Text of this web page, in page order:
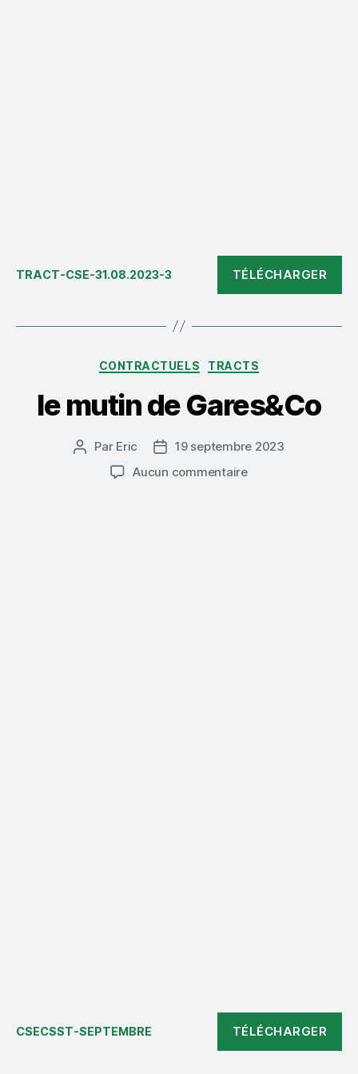
TRACT-CSE-31.08.2023-3 TÉLÉCHARGER
Catégories
CONTRACTUELS TRACTS
le mutin de Gares&Co
Auteur
l’article
Par Eric
Date19 septembre 2023
Aucun commentairesur
CSECSST-SEPTEMBRE TÉLÉCHARGER